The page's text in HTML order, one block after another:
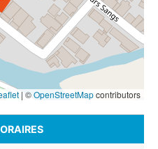
| ©OpenStreetMapcontributors